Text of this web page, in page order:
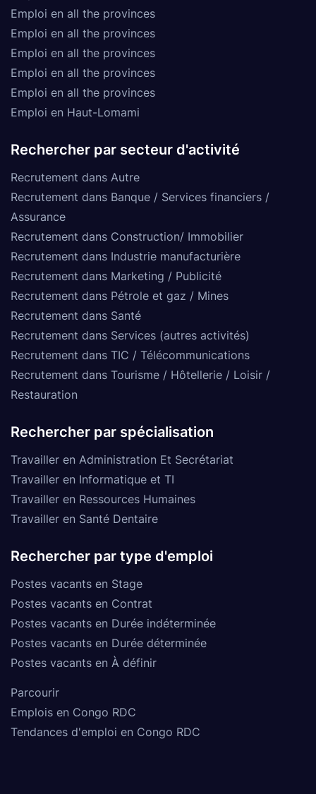
Emploi en all the provinces
Emploi en all the provinces
Emploi en all the provinces
Emploi en all the provinces
Emploi en all the provinces
Emploi en Haut-Lomami
Rechercher par secteur d'activité
Recrutement dans Autre
Recrutement dans Banque / Services financiers /
Assurance
Recrutement dans Construction/ Immobilier
Recrutement dans Industrie manufacturière
Recrutement dans Marketing / Publicité
Recrutement dans Pétrole et gaz / Mines
Recrutement dans Santé
Recrutement dans Services (autres activités)
Recrutement dans TIC / Télécommunications
Recrutement dans Tourisme / Hôtellerie / Loisir /
Restauration
Rechercher par spécialisation
Travailler en Administration Et Secrétariat
Travailler en Informatique et TI
Travailler en Ressources Humaines
Travailler en Santé Dentaire
Rechercher par type d'emploi
Postes vacants en Stage
Postes vacants en Contrat
Postes vacants en Durée indéterminée
Postes vacants en Durée déterminée
Postes vacants en À définir
Parcourir
Emplois en Congo RDC
Tendances d'emploi en Congo RDC